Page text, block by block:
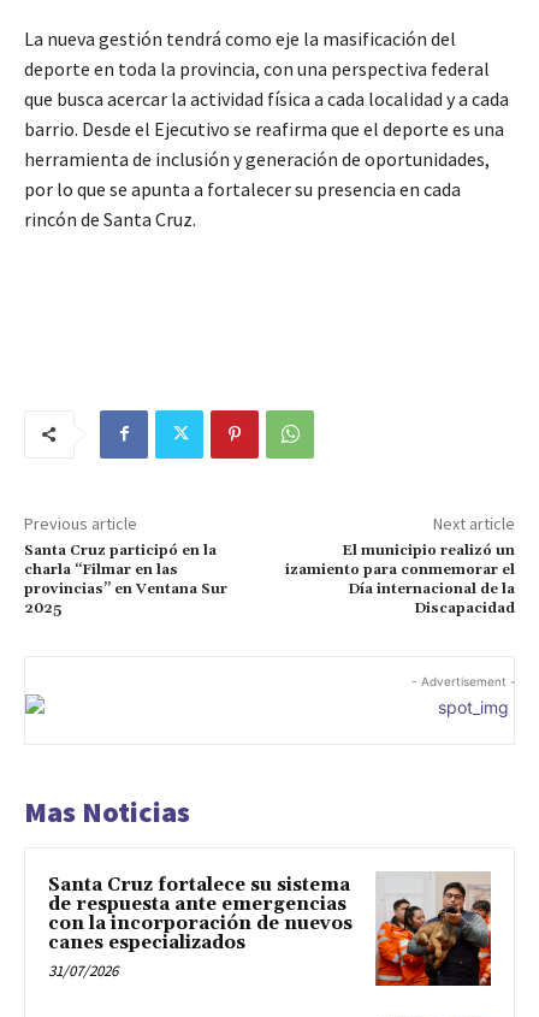
La nueva gestión tendrá como eje la masificación del
deporte en toda la provincia, con una perspectiva federal
que busca acercar la actividad física a cada localidad y a cada
barrio. Desde el Ejecutivo se reafirma que el deporte es una
herramienta de inclusión y generación de oportunidades,
por lo que se apunta a fortalecer su presencia en cada
rincón de Santa Cruz.
Previous article
Santa Cruz participó en la
charla “Filmar en las
provincias” en Ventana Sur
2025
Next article
El municipio realizó un
izamiento para conmemorar el
Día internacional de la
Discapacidad
- Advertisement -
Mas Noticias
Santa Cruz fortalece su sistema
de respuesta ante emergencias
con la incorporación de nuevos
canes especializados
31/07/2026